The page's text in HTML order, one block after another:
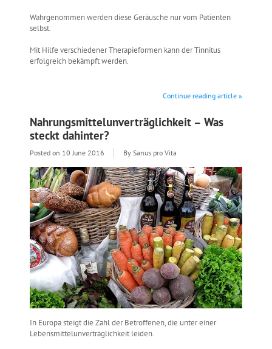
Wahrgenommen werden diese Geräusche nur vom Patienten
selbst.
Mit Hilfe verschiedener Therapieformen kann der Tinnitus
erfolgreich bekämpft werden.
Continue reading article »
Nahrungsmittelunverträglichkeit – Was
steckt dahinter?
Posted on 10 June 2016 By Sanus pro Vita
In Europa steigt die Zahl der Betroffenen, die unter einer
Lebensmittelunverträglichkeit leiden.